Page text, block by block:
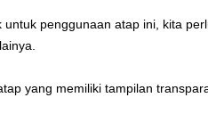
penggunaan atap ini, kita
yang memiliki tampilan